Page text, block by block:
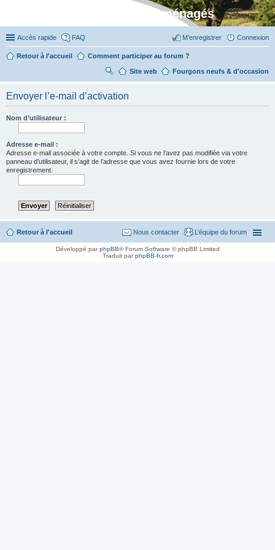
Stylevan - Vans aménagés
Accès rapide FAQ Connexion
M’enregistrer
Retour à l'accueil Comment participer au forum ?
Fourgons neufs & d'occasion
Site web
R
her
Envoyer l’e-mail d’activation
Nom d’utilisateur :
Adresse e-mail :
Adresse e-mail associée à votre compte. Si vous ne l’avez pas modifiée via votre
panneau d’utilisateur, il s’agit de l’adresse que vous avez fournie lors de votre
enregistrement.
Retour à l'accueil L’équipe du forum
Nous contacter
Développé parphpBB® Forum Software © phpBB Limited
Traduit parphpBB-fr.com